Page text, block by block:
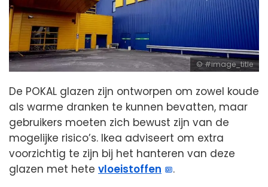
#image_title
De POKAL glazen zijn ontworpen om zowel koude
als warme dranken te kunnen bevatten, maar
gebruikers moeten zich bewust zijn van de
mogelijke risico’s. Ikea adviseert om extra
voorzichtig te zijn bij het hanteren van deze
glazen met hete vloeistoffen
.